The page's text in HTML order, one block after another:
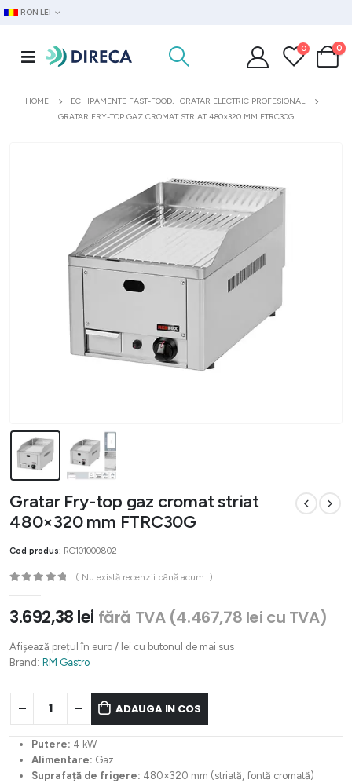
RON LEI
0 0
HOME ECHIPAMENTE FAST-FOOD,
GRATAR ELECTRIC PROFESIONAL
GRATAR FRY-TOP GAZ CROMAT STRIAT 480×320 MM FTRC30G
Gratar Fry-top gaz cromat striat
480×320 mm FTRC30G
Cod produs: RG101000802
( Nu există recenzii până acum. )
3.692,38 lei fără TVA (4.467,78 lei cu TVA)
Afișează prețul în euro / lei cu butonul de mai sus
Brand: RM Gastro
ADAUGA IN COS
Putere: 4 kW
Alimentare: Gaz
Suprafață de frigere: 480×320 mm (striată, fontă cromată)